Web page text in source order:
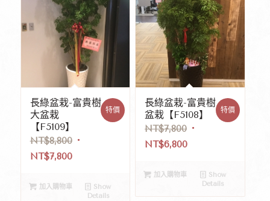
長綠盆栽-富貴樹
大盆栽
【F5109】
NT$8,800
NT$7,800
特價
加入購物車
Show
Details
長綠盆栽-富貴樹
盆栽【F5108】
NT$7,800
NT$6,800
特價
加入購物車
Show
Details